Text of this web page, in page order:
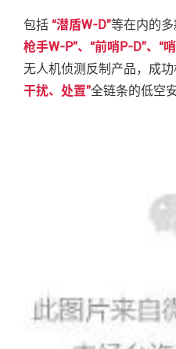
包括 “潜盾W-D”等在内的
枪手W-P”、“前哨P-D”、“
无人机侦测反制产品，成
干扰、处置”全链条的低空